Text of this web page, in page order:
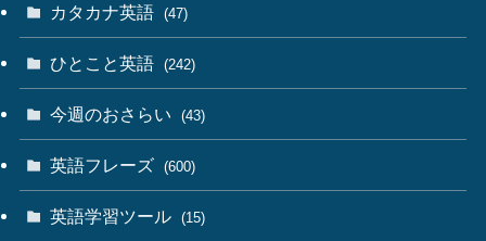
カタカナ英語 (47)
ひとこと英語 (242)
今週のおさらい (43)
英語フレーズ (600)
英語学習ツール (15)